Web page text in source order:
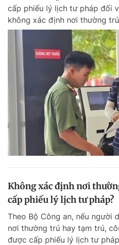
cấp phiếu lý lịch tư pháp đối
không xác định nơi thường
Không xác định nơi
cấp phiếu lý lịch tư pháp?
Theo Bộ Công an, nếu người
nơi thường trú hay tạm trú,
được cấp phiếu lý lịch tư